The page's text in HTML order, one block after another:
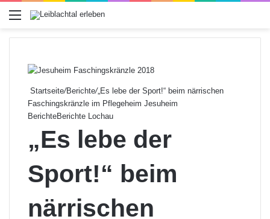
Menü
Startseite/Berichte/„Es lebe der Sport!“ beim närrischen
Faschingskränzle im Pflegeheim Jesuheim
BerichteBerichte Lochau
„Es lebe der
Sport!“ beim
närrischen